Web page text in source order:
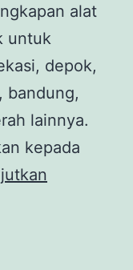
alat
untuk
depok,
bandung,
lainnya.
kepada